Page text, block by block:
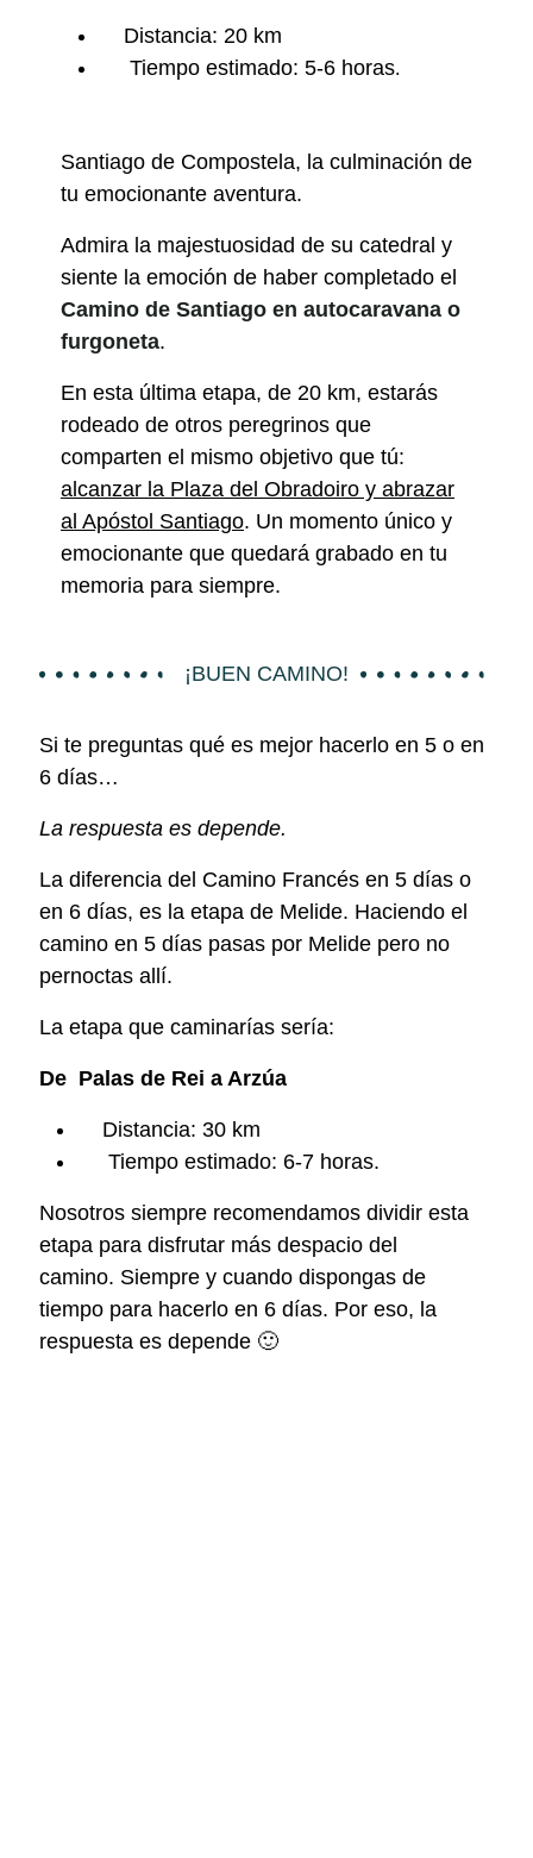
Distancia: 20 km
Tiempo estimado: 5-6 horas.
Santiago de Compostela, la culminación de
tu emocionante aventura.
Admira la majestuosidad de su catedral y
siente la emoción de haber completado el
Camino de Santiago en autocaravana o
furgoneta.
En esta última etapa, de 20 km, estarás
rodeado de otros peregrinos que
comparten el mismo objetivo que tú:
alcanzar la Plaza del Obradoiro y abrazar
al Apóstol Santiago. Un momento único y
emocionante que quedará grabado en tu
memoria para siempre.
¡BUEN CAMINO!
Si te preguntas qué es mejor hacerlo en 5 o en
6 días…
La respuesta es depende.
La diferencia del Camino Francés en 5 días o
en 6 días, es la etapa de Melide. Haciendo el
camino en 5 días pasas por Melide pero no
pernoctas allí.
La etapa que caminarías sería:
De Palas de Rei a Arzúa
Distancia: 30 km
Tiempo estimado: 6-7 horas.
Nosotros siempre recomendamos dividir esta
etapa para disfrutar más despacio del
camino. Siempre y cuando dispongas de
tiempo para hacerlo en 6 días. Por eso, la
respuesta es depende 🙂